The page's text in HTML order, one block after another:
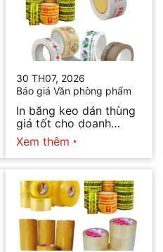
30 TH07, 2026
Báo giá Văn phòng phẩm
In băng keo dán thùng
giá tốt cho doanh
nghiệp bán hàng
Xem thêm